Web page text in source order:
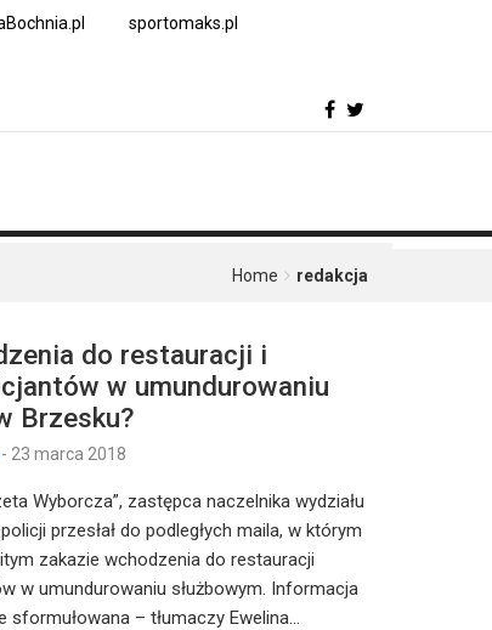
sportomaks.pl
Home redakcja
do restauracji i
w umundurowaniu
Brzesku?
- 23 marca 2018
Wyborcza”, zastępca naczelnika wydziału
przesłał do podległych maila, w którym
zakazie wchodzenia do restauracji
w umundurowaniu służbowym. Informacja
sformułowana – tłumaczy Ewelina…